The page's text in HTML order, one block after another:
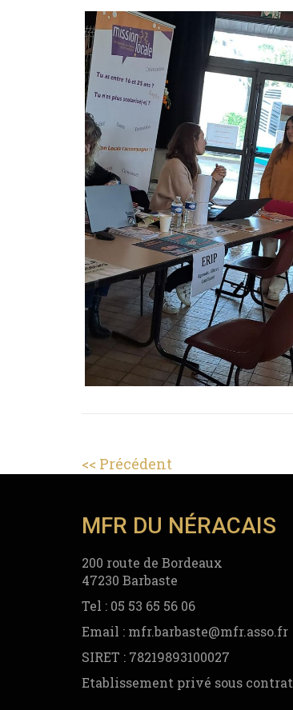
Navigation
l’article
Précédent
MFR DU NÉRACAIS
200 route de Bordeaux
47230 Barbaste
Tel : 05 53 65 56 06
Email : mfr.barbaste@mfr.asso.fr
SIRET : 78219893100027
Etablissement privé sous contrat